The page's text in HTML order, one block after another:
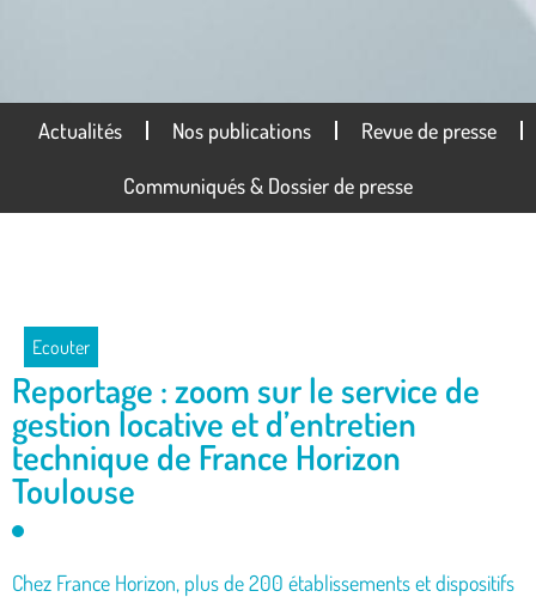
Actualités Nos publications Revue de presse
Communiqués & Dossier de presse
Ecouter
Reportage : zoom sur le service de
gestion locative et d’entretien
technique de France Horizon
Toulouse
Chez France Horizon, plus de 200 établissements et dispositifs